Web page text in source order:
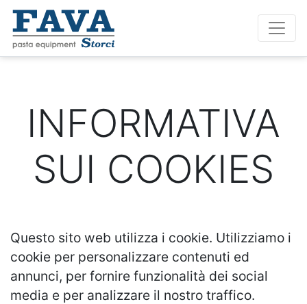
INFORMATIVA
SUI COOKIES
Questo sito web utilizza i cookie. Utilizziamo i
cookie per personalizzare contenuti ed
annunci, per fornire funzionalità dei social
media e per analizzare il nostro traffico.